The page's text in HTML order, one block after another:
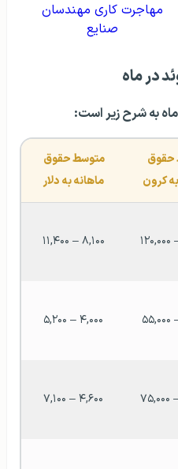
مهاجرت کاری مهندسان
صنایع
در ماه
به شرح زیر است:
کرون
ماهانه به دلار
۸,۱۰۰ – ۱۱,۴۰۰
۴,۰۰۰ – ۵,۲۰۰
۴,۶۰۰ – ۷,۱۰۰